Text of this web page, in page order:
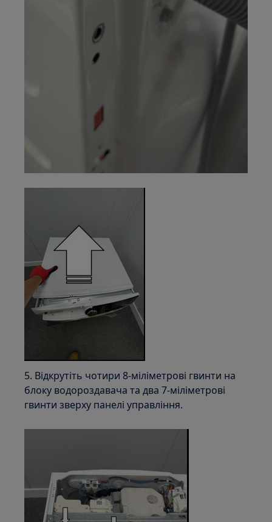
5. Відкрутіть чотири 8-міліметрові гвинти на
блоку водороздавача та два 7-міліметрові
гвинти зверху панелі управління.